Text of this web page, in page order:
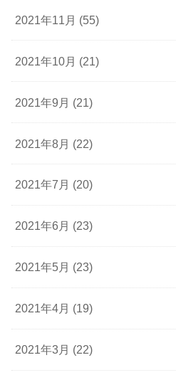
2021年11月 (55)
2021年10月 (21)
2021年9月 (21)
2021年8月 (22)
2021年7月 (20)
2021年6月 (23)
2021年5月 (23)
2021年4月 (19)
2021年3月 (22)